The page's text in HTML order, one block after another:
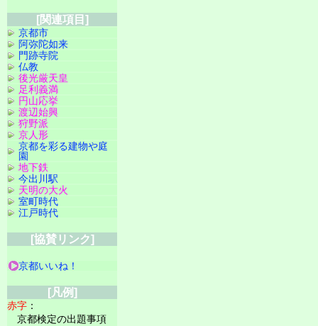
[関連項目]
京都市
阿弥陀如来
門跡寺院
仏教
後光厳天皇
足利義満
円山応挙
渡辺始興
狩野派
京人形
京都を彩る建物や庭
園
地下鉄
今出川駅
天明の大火
室町時代
江戸時代
[協賛リンク]
京都いいね！
[凡例]
赤字 ：
京都検定の出題事項